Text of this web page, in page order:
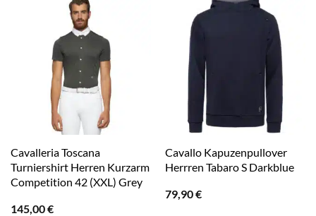
Cavalleria Toscana
Turniershirt Herren Kurzarm
Competition 42 (XXL) Grey
145,00€
Cavallo Kapuzenpullover
Herrren Tabaro S Darkblue
79,90€